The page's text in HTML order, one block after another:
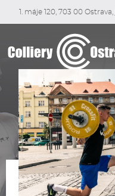
1. máje 120, 703 00 Ostrava,